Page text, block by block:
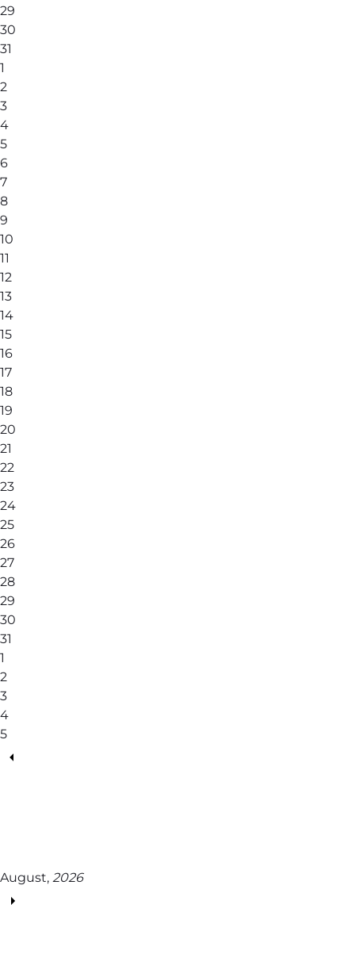
29
30
31
1
2
3
4
5
6
7
8
9
10
11
12
13
14
15
16
17
18
19
20
21
22
23
24
25
26
27
28
29
30
31
1
2
3
4
5
August, 2026